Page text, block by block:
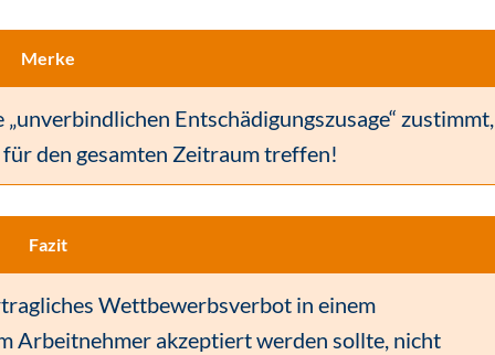
Merke
Entschädigungszusage“ zustimmt,
den gesamten Zeitraum treffen!
Fazit
Wettbewerbsverbot in einem
Arbeitnehmer akzeptiert werden sollte, nicht